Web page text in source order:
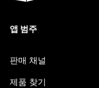
앱 범주
판매 채널
제품 찾기